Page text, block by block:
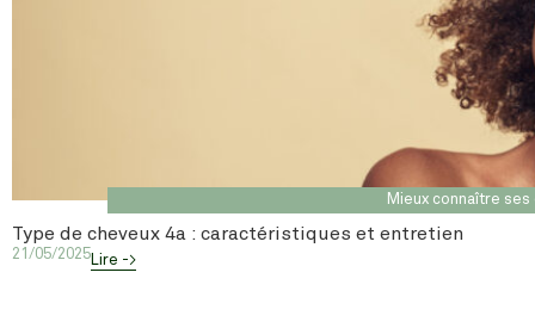
Mieux connaître ses
Type de cheveux 4a : caractéristiques et entretien
21/05/2025Lire ->